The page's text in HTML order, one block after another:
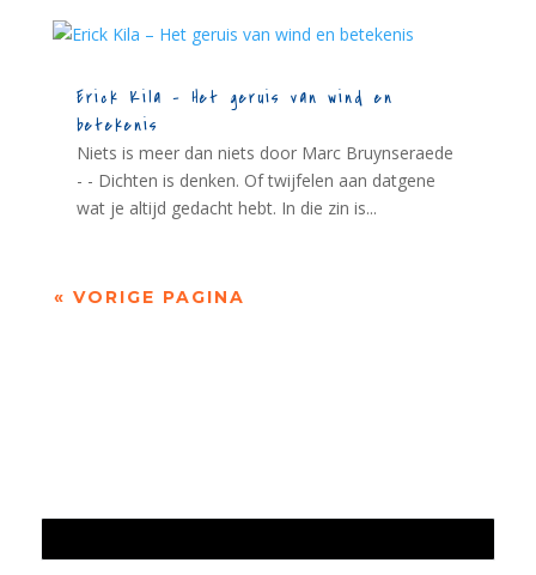
Erick Kila – Het geruis van wind en
betekenis
Niets is meer dan niets door Marc Bruynseraede
- - Dichten is denken. Of twijfelen aan datgene
wat je altijd gedacht hebt. In die zin is...
« VORIGE PAGINA